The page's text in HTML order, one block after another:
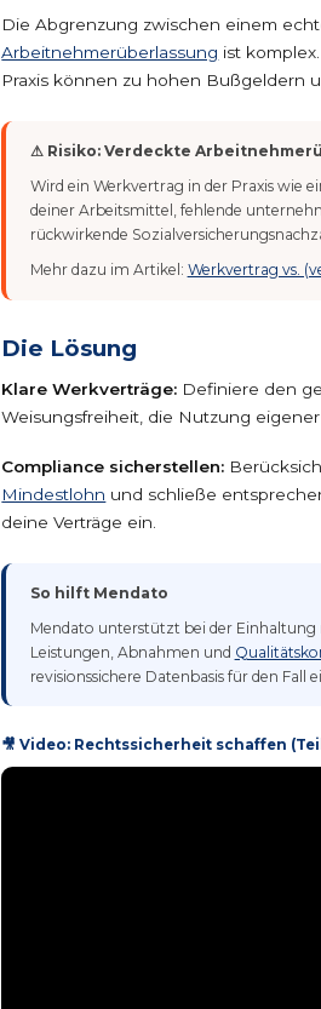
Die Abgrenzung zwischen einem
Arbeitnehmerüberlassung ist
Praxis können zu hohen Bußgeldern
⚠ Risiko: Verdeckte
Wird ein Werkvertrag in der Praxis wie
deiner Arbeitsmittel, fehlende
rückwirkende
Mehr dazu im Artikel: Werkvertrag vs.
Die Lösung
Klare Werkverträge: Definiere den
Weisungsfreiheit, die Nutzung
Compliance sicherstellen:
Mindestlohn und schließe
deine Verträge ein.
So hilft Mendato
Mendato unterstützt bei der
Leistungen, Abnahmen und
revisionssichere Datenbasis für den Fall
🎥 Video: Rechtssicherheit schaffen